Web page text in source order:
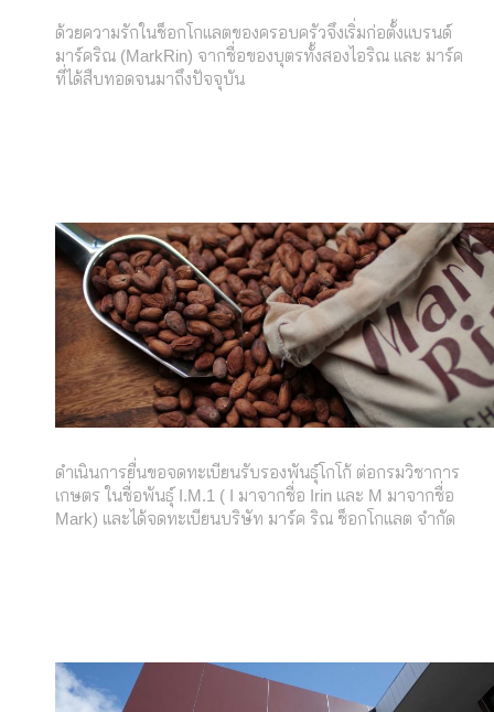
ด้วยความรักในช็อกโกแลตของครอบครัวจึงเริ่มก่อตั้งแบรนด์
มาร์คริณ (MarkRin) จากชื่อของบุตรทั้งสองไอริณ และ มาร์ค
ที่ได้สืบทอดจนมาถึงปัจจุบัน
ดำเนินการยื่นขอจดทะเบียนรับรองพันธุ์โกโก้ ต่อกรมวิชาการ
เกษตร ในชื่อพันธุ์ I.M.1 ( I มาจากชื่อ Irin และ M มาจากชื่อ
Mark) และได้จดทะเบียนบริษัท มาร์ค ริณ ช็อกโกแลต จำกัด